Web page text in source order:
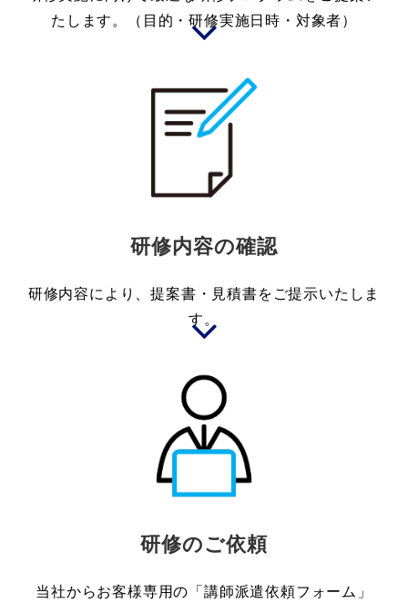
たします。（目的・研修実施日時・対象者）
研修内容の確認
研修内容により、提案書・見積書をご提示いたしま
す。
研修のご依頼
当社からお客様専用の「講師派遣依頼フォーム」